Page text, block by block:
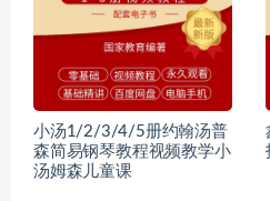
小汤1/2/3/4/5册约翰汤普
森简易钢琴教程视频教学小
汤姆森儿童课